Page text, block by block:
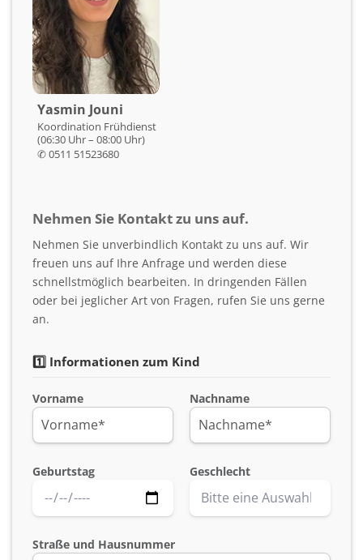
Yasmin Jouni
Koordination Frühdienst
(06:30 Uhr – 08:00 Uhr)
✆0511 51523680
Nehmen Sie Kontakt zu uns auf.
Nehmen Sie unverbindlich Kontakt zu uns auf. Wir
freuen uns auf Ihre Anfrage und werden diese
schnellstmöglich bearbeiten. In dringenden Fällen
oder bei jeglicher Art von Fragen, rufen Sie uns gerne
an.
1️⃣ Informationen zum Kind
Vorname Nachname
Geburtstag Geschlecht
Straße und Hausnummer